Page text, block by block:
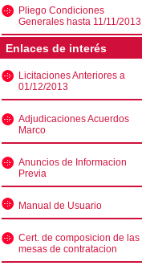
Pliego Condiciones
Generales hasta 11/11/2013
Enlaces de interés
Licitaciones Anteriores a
01/12/2013
Adjudicaciones Acuerdos
Marco
Anuncios de Informacion
Previa
Manual de Usuario
Cert. de composicion de las
mesas de contratacion